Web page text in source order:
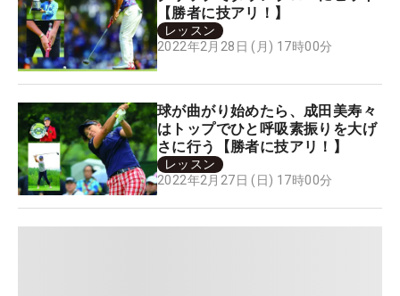
【勝者に技アリ！】
レッスン
2022年2月28日 (月) 17時00分
球が曲がり始めたら、成田美寿々
はトップでひと呼吸素振りを大げ
さに行う【勝者に技アリ！】
レッスン
2022年2月27日 (日) 17時00分